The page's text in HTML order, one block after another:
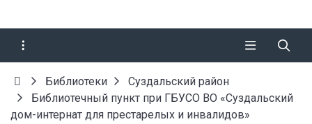
Библиотеки
Суздальский район
Библиотечный пункт при ГБУСО ВО «Суздальский
дом-интернат для престарелых и инвалидов»